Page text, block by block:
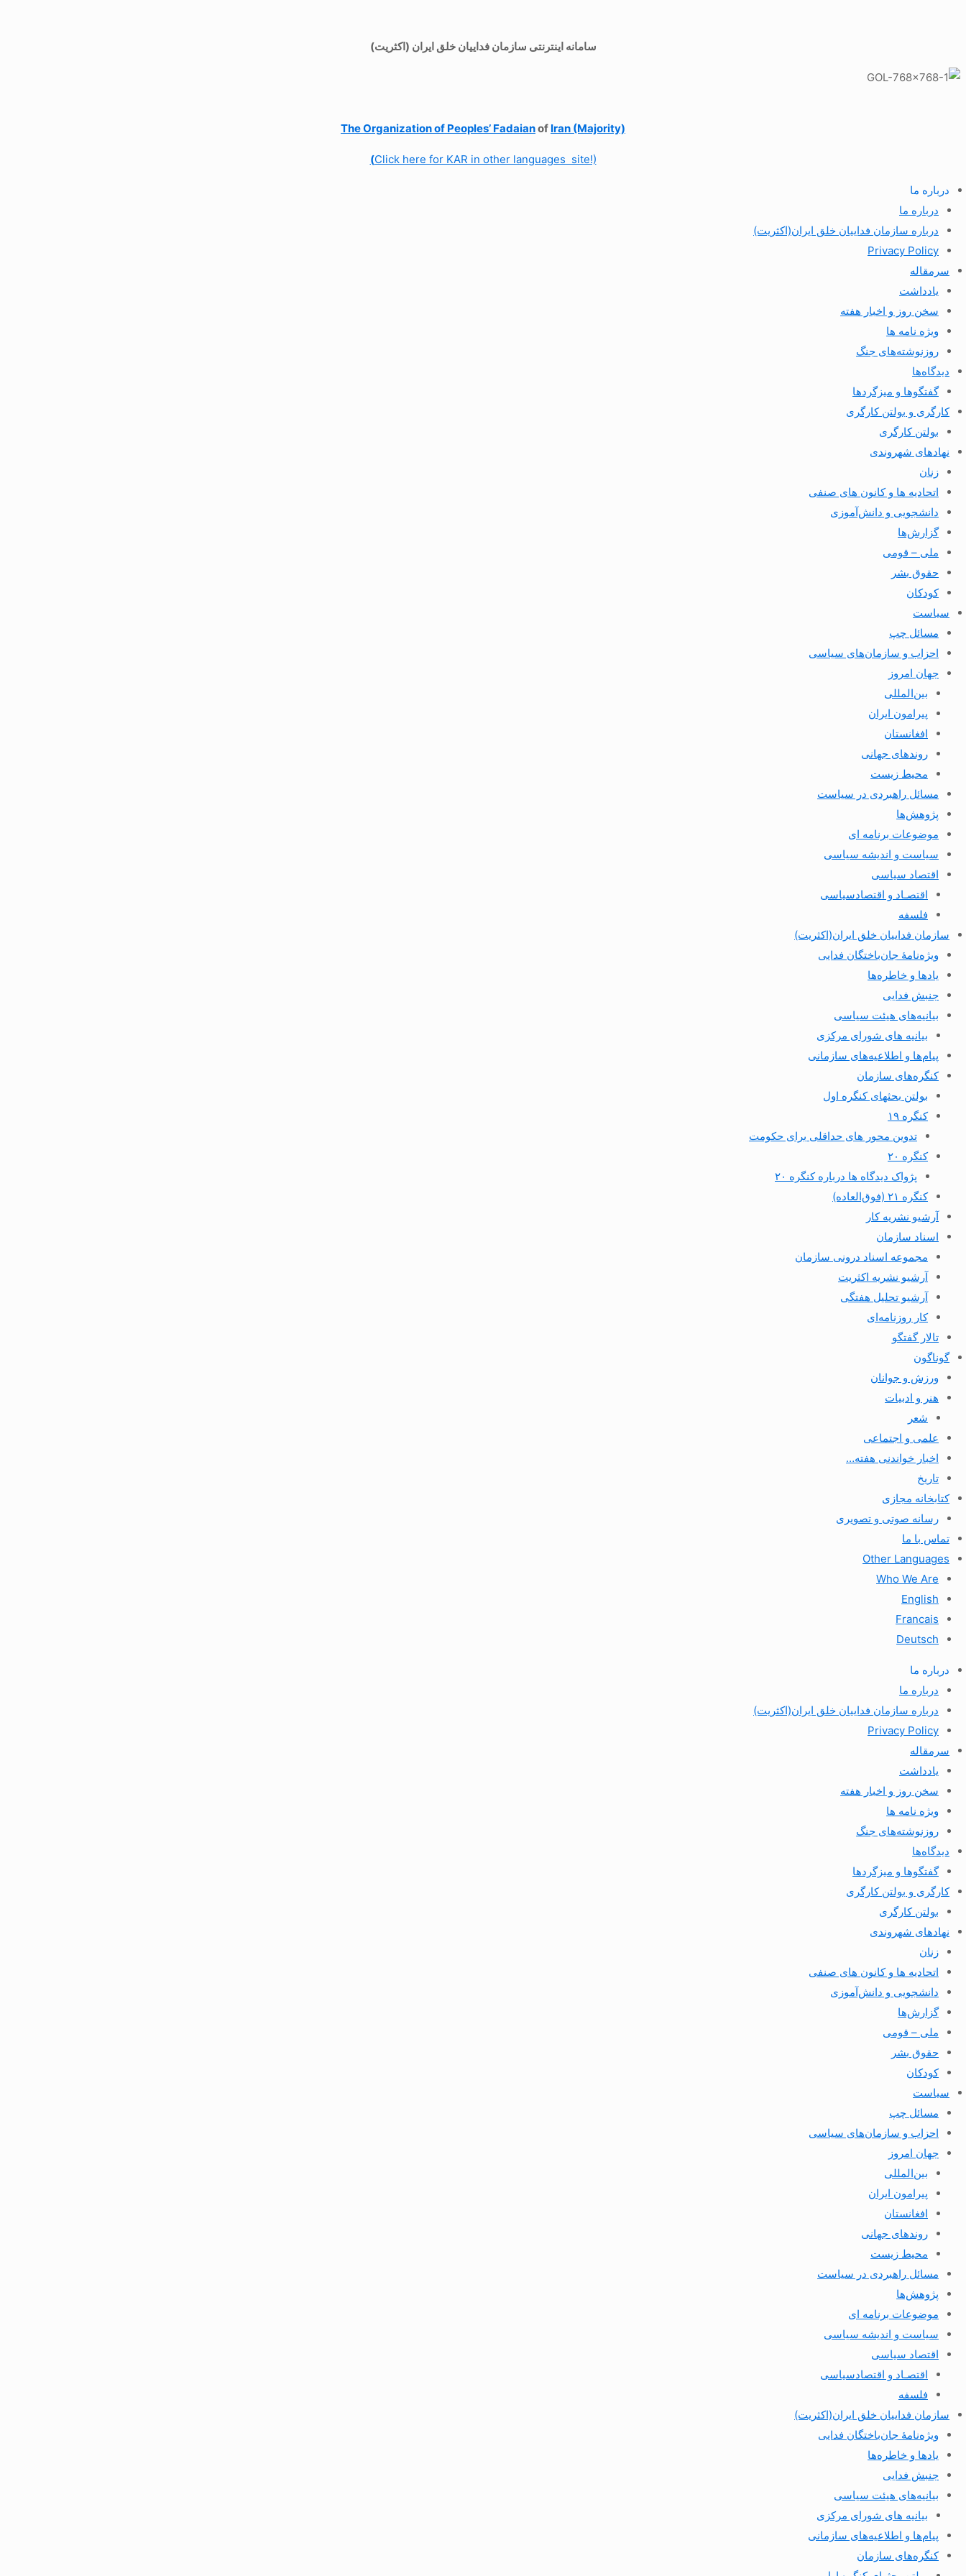
سامانه اینترنتی سازمان فداییان خلق ایران (اکثریت)
The Organization of Peoples’ Fadaianof Iran (Majority)
(Click here for KAR in other languages site!)
درباره ما
درباره ما
درباره سازمان فداییان خلق ایران(اکثریت)
Privacy Policy
سرمقاله
یادداشت
سخن روز و اخبار هفته
ویژه نامه ها
روزنوشته‌های جنگ
دیدگاه‌ها
گفتگوها و میزگردها
کارگری و بولتن کارگری
بولتن کارگری
نهادهای شهروندی
زنان
اتحادیه ها و کانون های صنفی
دانشجویی و دانش‌آموزی
گزارش‌ها
ملی – قومی
حقوق بشر
کودکان
سیاست
مسائل چپ
احزاب و سازمان‌های سیاسی
جهان امروز
بین‌المللی
پیرامون ایران
افغانستان
روندهای جهانی
محیط زیست
مسائل راهبردی در سیاست
پژوهش‌ها
موضوعات برنامه ای
سیاست و اندیشه سیاسی
اقتصاد سیاسی
اقتصـاد و اقتصاد‌سیاسی
فلسفه
سازمان فداییان خلق ایران(اکثریت)
ویژه‌نامهٔ جان‌باختگان فدایی
یادها و خاطره‌ها
جنبش فدایی
بیانیه‌های هیئت سیاسی
بیانیه های شورای مرکزی
پیام‌ها و اطلاعیه‌های سازمانی
کنگره‌های سازمان
بولتن بحثهای کنگره اول
کنگره ۱۹
تدوین محور های حداقلی برای حکومت
کنگره ۲۰
پژواک دیدگاه ها درباره کنگره ۲۰
کنگره ۲۱ (فوق‌العاده)
آرشیو نشریه کار
اسناد سازمان
مجموعه اسناد درونی سازمان
آرشیو نشریه اکثریت
آرشیو تحلیل هفتگی
کار روزنامه‌ای
تالار گفتگو
گوناگون
ورزش و جوانان
هنر و ادبیات
شعر
علمی و اجتماعی
اخبار خواندنی هفته…
تاریخ
کتابخانه مجازی
رسانه صوتی و تصویری
تماس با ما
Other Languages
Who We Are
English
Francais
Deutsch
درباره ما
درباره ما
درباره سازمان فداییان خلق ایران(اکثریت)
Privacy Policy
سرمقاله
یادداشت
سخن روز و اخبار هفته
ویژه نامه ها
روزنوشته‌های جنگ
دیدگاه‌ها
گفتگوها و میزگردها
کارگری و بولتن کارگری
بولتن کارگری
نهادهای شهروندی
زنان
اتحادیه ها و کانون های صنفی
دانشجویی و دانش‌آموزی
گزارش‌ها
ملی – قومی
حقوق بشر
کودکان
سیاست
مسائل چپ
احزاب و سازمان‌های سیاسی
جهان امروز
بین‌المللی
پیرامون ایران
افغانستان
روندهای جهانی
محیط زیست
مسائل راهبردی در سیاست
پژوهش‌ها
موضوعات برنامه ای
سیاست و اندیشه سیاسی
اقتصاد سیاسی
اقتصـاد و اقتصاد‌سیاسی
فلسفه
سازمان فداییان خلق ایران(اکثریت)
ویژه‌نامهٔ جان‌باختگان فدایی
یادها و خاطره‌ها
جنبش فدایی
بیانیه‌های هیئت سیاسی
بیانیه های شورای مرکزی
پیام‌ها و اطلاعیه‌های سازمانی
کنگره‌های سازمان